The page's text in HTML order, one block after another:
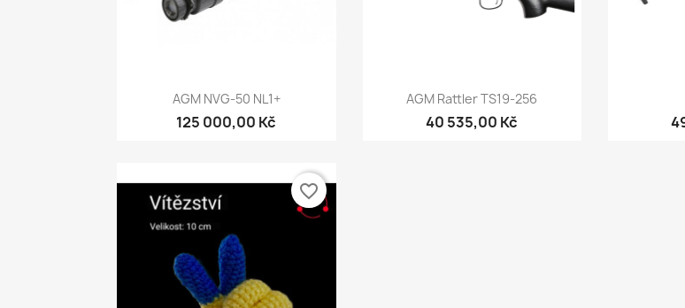
Rychlý náhled
AGM NVG-50 NL1+
125 000,00 Kč
Rychlý náhled
AGM Rattler TS19-256
40 535,00 Kč
favorite_border